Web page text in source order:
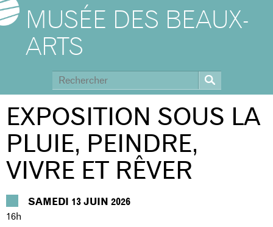
MUSÉE DES BEAUX-
ARTS
EXPOSITION SOUS LA
PLUIE, PEINDRE,
VIVRE ET RÊVER
SAMEDI 13 JUIN 2026
16h